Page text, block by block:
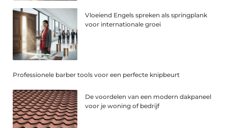
Vloeiend Engels spreken als springplank
voor internationale groei
Professionele barber tools voor een perfecte knipbeurt
De voordelen van een modern dakpaneel
voor je woning of bedrijf